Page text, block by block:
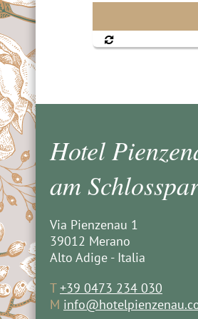
Hotel
am
Via Pienzenau 1
39012 Merano
Alto Adige - Italia
T+39 0473 234 030
M